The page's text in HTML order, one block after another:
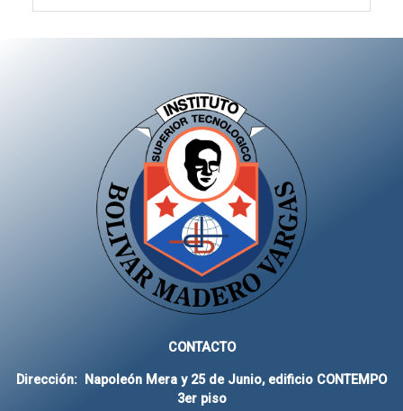
CONTACTO
Dirección: Napoleón Mera y 25 de Junio, edificio CONTEMPO
3er piso